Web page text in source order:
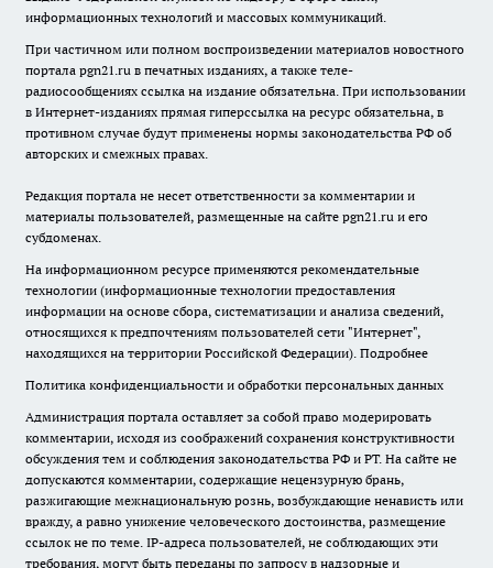
информационных технологий и массовых коммуникаций.
При частичном или полном воспроизведении материалов новостного
портала pgn21.ru в печатных изданиях, а также теле-
радиосообщениях ссылка на издание обязательна. При использовании
в Интернет-изданиях прямая гиперссылка на ресурс обязательна, в
противном случае будут применены нормы законодательства РФ об
авторских и смежных правах.
Редакция портала не несет ответственности за комментарии и
материалы пользователей, размещенные на сайте pgn21.ru и его
субдоменах.
На информационном ресурсе применяются рекомендательные
технологии (информационные технологии предоставления
информации на основе сбора, систематизации и анализа сведений,
относящихся к предпочтениям пользователей сети "Интернет",
находящихся на территории Российской Федерации). Подробнее
Политика конфиденциальности и обработки персональных данных
Администрация портала оставляет за собой право модерировать
комментарии, исходя из соображений сохранения конструктивности
обсуждения тем и соблюдения законодательства РФ и РТ. На сайте не
допускаются комментарии, содержащие нецензурную брань,
разжигающие межнациональную рознь, возбуждающие ненависть или
вражду, а равно унижение человеческого достоинства, размещение
ссылок не по теме. IP-адреса пользователей, не соблюдающих эти
требования, могут быть переданы по запросу в надзорные и